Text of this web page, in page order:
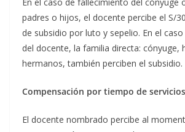
padres o hijos, el docente percibe el S/
de subsidio por luto y sepelio. En el
del docente, la familia directa: cónyuge,
hermanos, también perciben el subsidio.
Compensación por tiempo de servicios
El docente nombrado percibe al